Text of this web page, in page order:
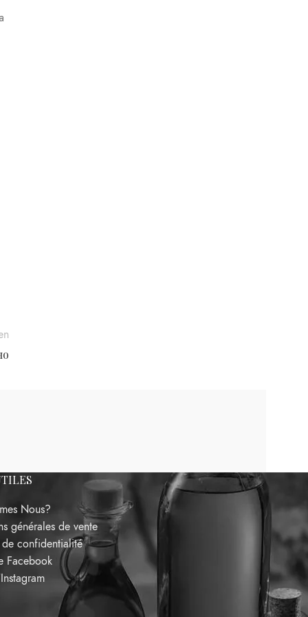
Nous?
générales de vente
confidentialité
Facebook